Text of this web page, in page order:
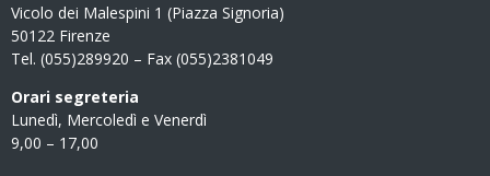
Vicolo dei Malespini 1 (Piazza Signoria)
50122 Firenze
Tel. (055)289920 – Fax (055)2381049
Orari segreteria
Lunedì, Mercoledì e Venerdì
9,00 – 17,00